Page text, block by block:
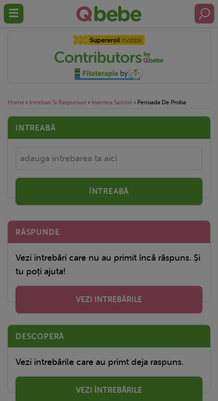
Home › Intrebari Si Raspunsuri › Inaintea Sarcinii › Perioada De Proba
INTREABĂ
ÎNTREABĂ
RĂSPUNDE
Vezi intrebări care nu au primit încă răspuns. Și
tu poți ajuta!
VEZI INTREBĂRILE
DESCOPERĂ
Vezi intrebările care au primt deja raspuns.
VEZI ÎNTREBĂRILE